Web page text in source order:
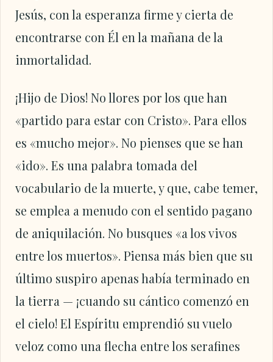
Jesús, con la esperanza firme y cierta de
encontrarse con Él en la mañana de la
inmortalidad.
¡Hijo de Dios! No llores por los que han
«partido para estar con Cristo». Para ellos
es «mucho mejor». No pienses que se han
«ido». Es una palabra tomada del
vocabulario de la muerte, y que, cabe temer,
se emplea a menudo con el sentido pagano
de aniquilación. No busques «a los vivos
entre los muertos». Piensa más bien que su
último suspiro apenas había terminado en
la tierra — ¡cuando su cántico comenzó en
el cielo! El Espíritu emprendió su vuelo
veloz como una flecha entre los serafines